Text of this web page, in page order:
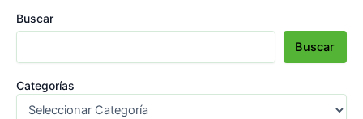
Buscar
Buscar
Categorías